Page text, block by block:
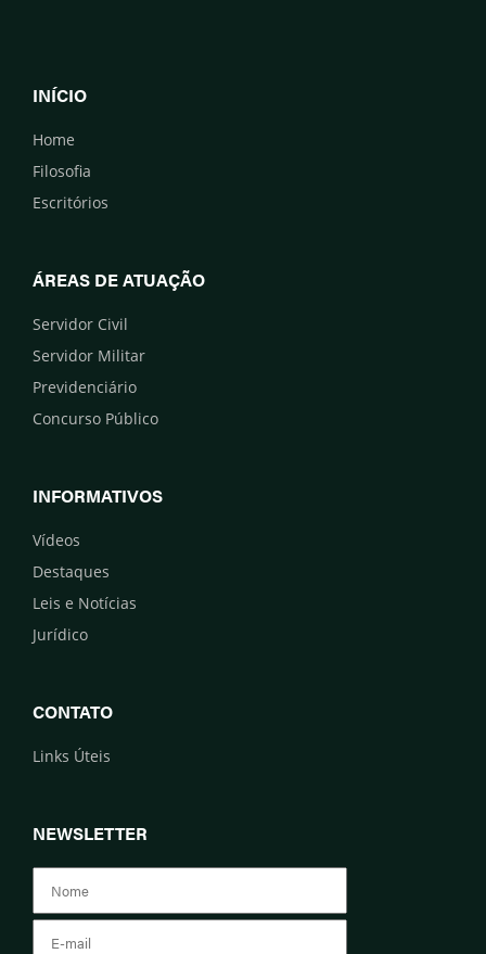
INÍCIO
Home
Filosofia
Escritórios
ÁREAS DE ATUAÇÃO
Servidor Civil
Servidor Militar
Previdenciário
Concurso Público
INFORMATIVOS
Vídeos
Destaques
Leis e Notícias
Jurídico
CONTATO
Links Úteis
NEWSLETTER